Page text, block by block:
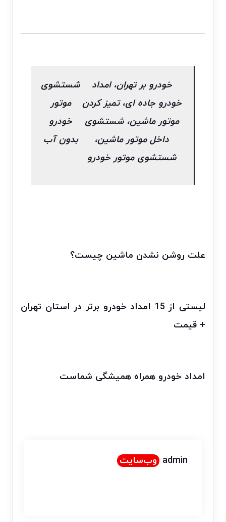
خودرو بر تهران، امداد
خودرو جاده ای، تمیز کردن
موتور ماشین، شستشوی
داخل موتور ماشین،
شستشوی موتور خودرو
شستشوی
موتور
خودرو
بدون آب
علت روشن نشدن ماشین چیست؟
لیستی از 15 امداد خودرو برتر در استان تهران
+ قیمت
امداد خودرو همراه همیشگی شماست
admin وب‌سایت